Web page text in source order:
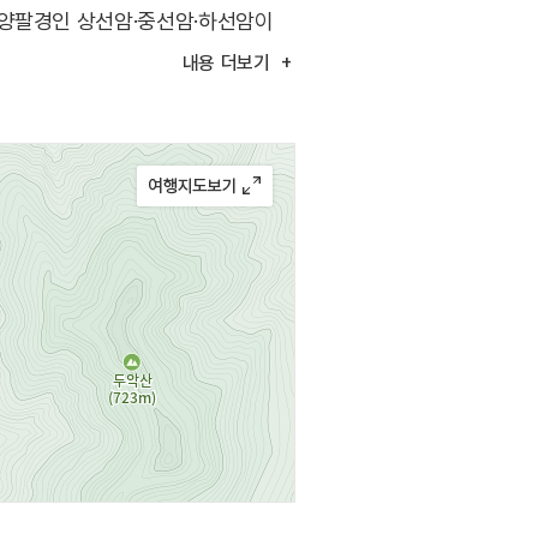
경인 상선암·중선암·하선암이
많은 관광지와 명산이 등이 있어
내용 더보기